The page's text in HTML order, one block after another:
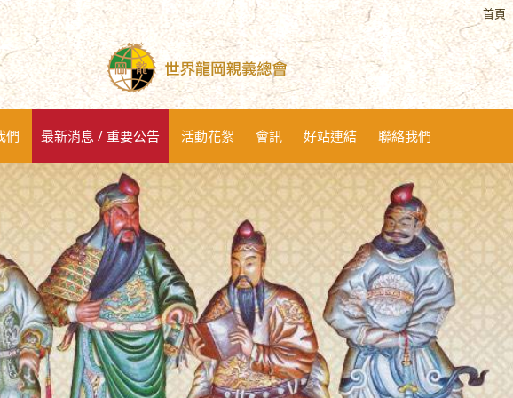
首頁
們 最新消息 / 重要公告 活動花絮 會訊 好站連結 聯絡我們